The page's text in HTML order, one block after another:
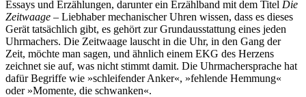
Essays und Erzählungen, darunter ein Erzählband mit dem Titel Die
Zeitwaage – Liebhaber mechanischer Uhren wissen, dass es dieses
Gerät tatsächlich gibt, es gehört zur Grundausstattung eines jeden
Uhrmachers. Die Zeitwaage lauscht in die Uhr, in den Gang der
Zeit, möchte man sagen, und ähnlich einem EKG des Herzens
zeichnet sie auf, was nicht stimmt damit. Die Uhrmachersprache hat
dafür Begriffe wie »schleifender Anker«, »fehlende Hemmung«
oder »Momente, die schwanken«.